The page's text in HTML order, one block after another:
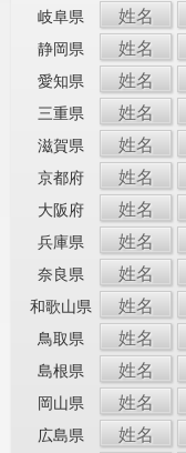
岐阜県 姓名
静岡県 姓名
愛知県 姓名
三重県 姓名
滋賀県 姓名
京都府 姓名
大阪府 姓名
兵庫県 姓名
奈良県 姓名
和歌山県 姓名
鳥取県 姓名
島根県 姓名
岡山県 姓名
広島県 姓名